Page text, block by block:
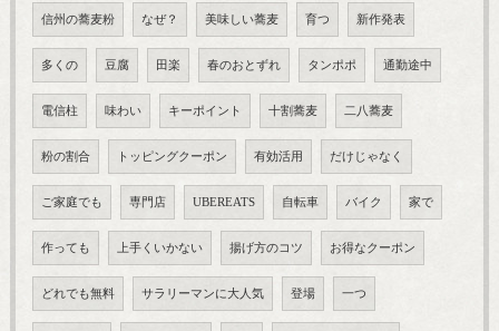
信州の蕎麦粉 なぜ？ 美味しい蕎麦 育つ 新作発表
多くの 豆腐 田楽 春のおとずれ タンポポ 通勤途中
電信柱 味わい キーポイント 十割蕎麦 二八蕎麦
粉の割合 トッピングクーポン 有効活用 だけじゃなく
ご家庭でも 専門店 UBEREATS 自転車 バイク 家で
作っても 上手くいかない 揚げ方のコツ お得なクーポン
どれでも無料 サラリーマンに大人気 登場 一つ